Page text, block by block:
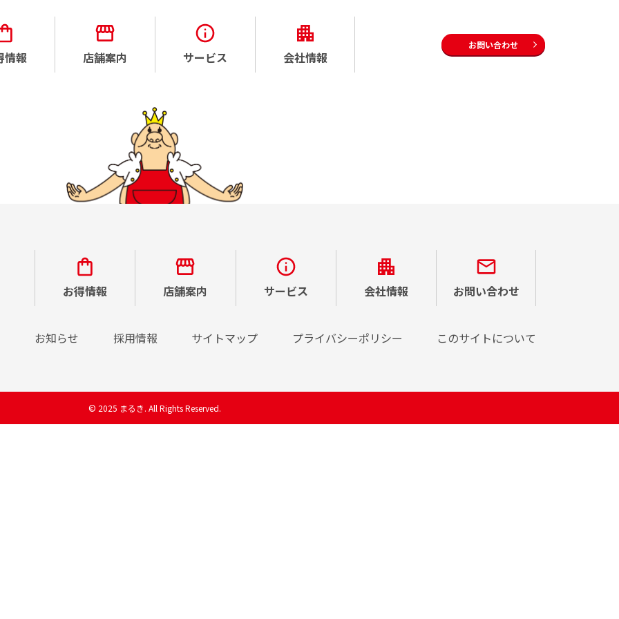
情報 店舗案内 サービス 会社情報
お問い合わせ
お得情報 店舗案内 サービス 会社情報 お問い合わせ
お知らせ 採用情報 サイトマップ プライバシーポリシー このサイトについて
© 2025 まるき. All Rights Reserved.